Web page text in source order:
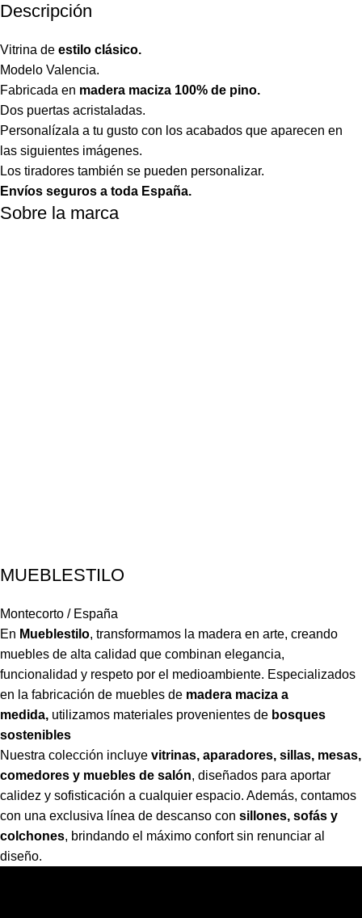
Descripción
Vitrina de estilo clásico.
Modelo Valencia.
Fabricada en madera maciza 100% de pino.
Dos puertas acristaladas.
Personalízala a tu gusto con los acabados que aparecen en
las siguientes imágenes.
Los tiradores también se pueden personalizar.
Envíos seguros a toda España.
Sobre la marca
MUEBLESTILO
Montecorto / España
En Mueblestilo, transformamos la madera en arte, creando
muebles de alta calidad que combinan elegancia,
funcionalidad y respeto por el medioambiente. Especializados
en la fabricación de muebles de madera maciza a
medida, utilizamos materiales provenientes de bosques
sostenibles
Nuestra colección incluye vitrinas, aparadores, sillas, mesas,
comedores y muebles de salón, diseñados para aportar
calidez y sofisticación a cualquier espacio. Además, contamos
con una exclusiva línea de descanso con sillones, sofás y
colchones, brindando el máximo confort sin renunciar al
diseño.